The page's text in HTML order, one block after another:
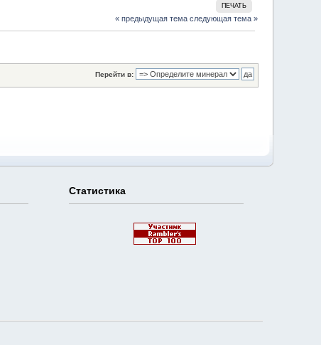
ПЕЧАТЬ
« предыдущая тема следующая тема »
Перейти в:
Статистика